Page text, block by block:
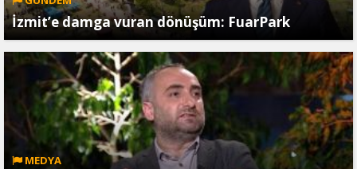
İzmit’e damga vuran dönüşüm: FuarPark
MEDYA